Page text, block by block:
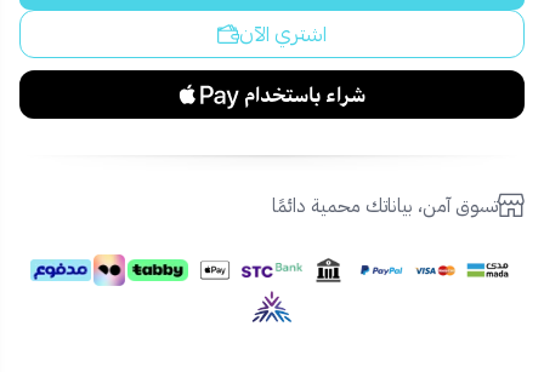
اشتري الآن
تسوق آمن، بياناتك محمية دائمًا